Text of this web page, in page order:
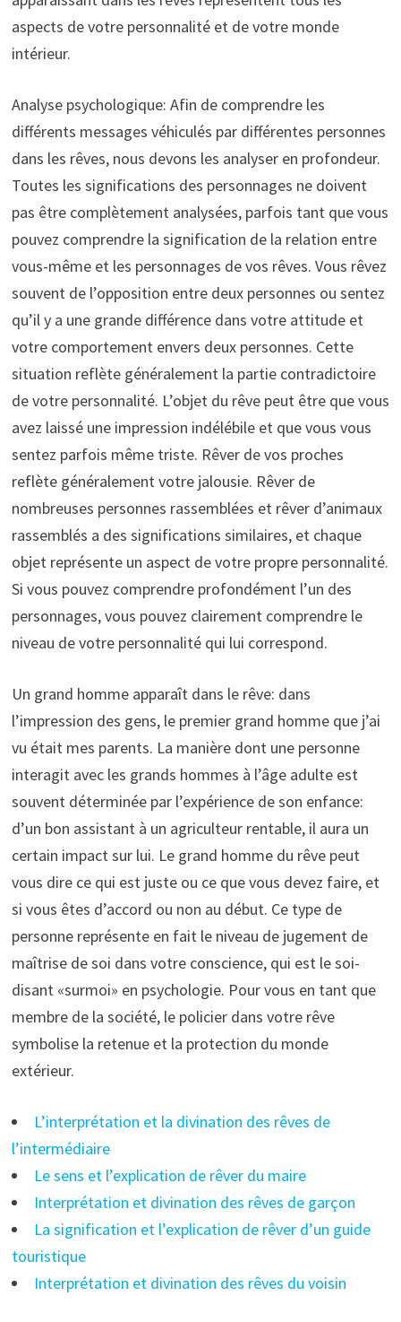
aspects de votre personnalité et de votre monde
intérieur.
Analyse psychologique: Afin de comprendre les
différents messages véhiculés par différentes personnes
dans les rêves, nous devons les analyser en profondeur.
Toutes les significations des personnages ne doivent
pas être complètement analysées, parfois tant que vous
pouvez comprendre la signification de la relation entre
vous-même et les personnages de vos rêves. Vous rêvez
souvent de l’opposition entre deux personnes ou sentez
qu’il y a une grande différence dans votre attitude et
votre comportement envers deux personnes. Cette
situation reflète généralement la partie contradictoire
de votre personnalité. L’objet du rêve peut être que vous
avez laissé une impression indélébile et que vous vous
sentez parfois même triste. Rêver de vos proches
reflète généralement votre jalousie. Rêver de
nombreuses personnes rassemblées et rêver d’animaux
rassemblés a des significations similaires, et chaque
objet représente un aspect de votre propre personnalité.
Si vous pouvez comprendre profondément l’un des
personnages, vous pouvez clairement comprendre le
niveau de votre personnalité qui lui correspond.
Un grand homme apparaît dans le rêve: dans
l’impression des gens, le premier grand homme que j’ai
vu était mes parents. La manière dont une personne
interagit avec les grands hommes à l’âge adulte est
souvent déterminée par l’expérience de son enfance:
d’un bon assistant à un agriculteur rentable, il aura un
certain impact sur lui. Le grand homme du rêve peut
vous dire ce qui est juste ou ce que vous devez faire, et
si vous êtes d’accord ou non au début. Ce type de
personne représente en fait le niveau de jugement de
maîtrise de soi dans votre conscience, qui est le soi-
disant «surmoi» en psychologie. Pour vous en tant que
membre de la société, le policier dans votre rêve
symbolise la retenue et la protection du monde
extérieur.
L’interprétation et la divination des rêves de
l’intermédiaire
Le sens et l’explication de rêver du maire
Interprétation et divination des rêves de garçon
La signification et l’explication de rêver d’un guide
touristique
Interprétation et divination des rêves du voisin